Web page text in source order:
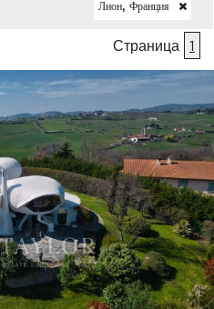
Лион, Франция
Страница 1